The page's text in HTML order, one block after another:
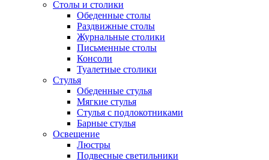
Столы и столики
Обеденные столы
Раздвижные столы
Журнальные столики
Письменные столы
Консоли
Туалетные столики
Стулья
Обеденные стулья
Мягкие стулья
Стулья с подлокотниками
Барные стулья
Освещение
Люстры
Подвесные светильники